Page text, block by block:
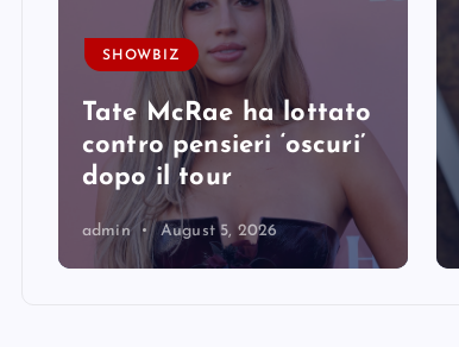
SHOWBIZ
Tate McRae ha lottato
contro pensieri ‘oscuri’
dopo il tour
admin August 5, 2026